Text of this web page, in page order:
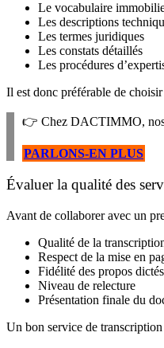
Le vocabulaire
Les descriptions
Les termes juridiques
Les constats détaillés
Les procédures
Il est donc préférable de
👉 Chez DACTIMMO, nos
PARLONS-EN PLUS
Évaluer la qualité des
Avant de collaborer avec un
Qualité de la
Respect de la mise en
Fidélité des propos dictés
Niveau de relecture
Présentation finale du
Un bon service de